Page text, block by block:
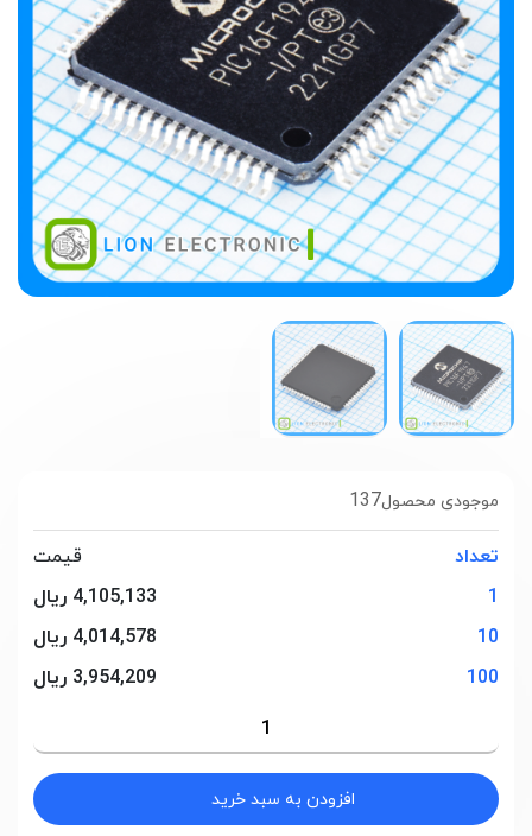
137موجودی محصول
تعداد
قیمت
1
4,105,133 ریال
10
4,014,578 ریال
100
3,954,209 ریال
افزودن به سبد خرید